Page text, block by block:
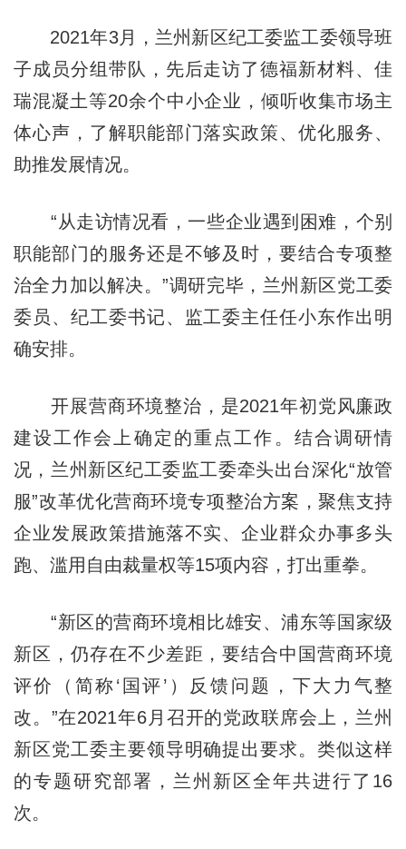
2021年3月，兰州新区纪工委监工委领导班
子成员分组带队，先后走访了德福新材料、佳
瑞混凝土等20余个中小企业，倾听收集市场主
体心声，了解职能部门落实政策、优化服务、
助推发展情况。
“从走访情况看，一些企业遇到困难，个别
职能部门的服务还是不够及时，要结合专项整
治全力加以解决。”调研完毕，兰州新区党工委
委员、纪工委书记、监工委主任任小东作出明
确安排。
开展营商环境整治，是2021年初党风廉政
建设工作会上确定的重点工作。结合调研情
况，兰州新区纪工委监工委牵头出台深化“放管
服”改革优化营商环境专项整治方案，聚焦支持
企业发展政策措施落不实、企业群众办事多头
跑、滥用自由裁量权等15项内容，打出重拳。
“新区的营商环境相比雄安、浦东等国家级
新区，仍存在不少差距，要结合中国营商环境
评价（简称‘国评’）反馈问题，下大力气整
改。”在2021年6月召开的党政联席会上，兰州
新区党工委主要领导明确提出要求。类似这样
的专题研究部署，兰州新区全年共进行了16
次。